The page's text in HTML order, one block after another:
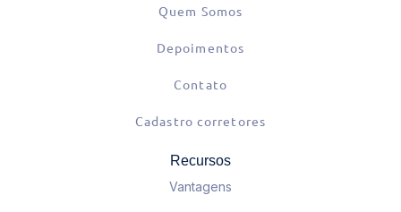
Quem Somos
Depoimentos
Contato
Cadastro corretores
Recursos
Vantagens